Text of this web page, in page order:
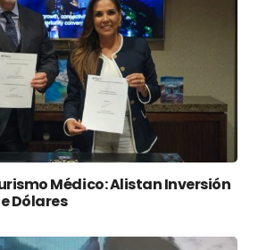
Médico: Alistan Inversión
Dólares